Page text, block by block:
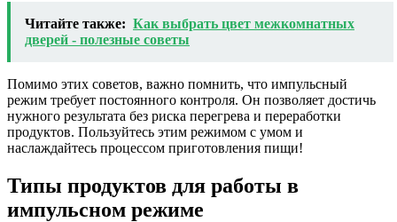
Читайте также: Как выбрать цвет межкомнатных
дверей - полезные советы
Помимо этих советов, важно помнить, что импульсный
режим требует постоянного контроля. Он позволяет достичь
нужного результата без риска перегрева и переработки
продуктов. Пользуйтесь этим режимом с умом и
наслаждайтесь процессом приготовления пищи!
Типы продуктов для работы в
импульсном режиме